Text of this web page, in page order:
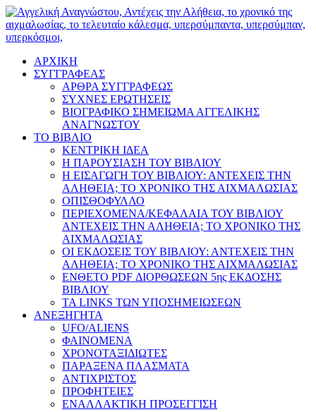
ΑΡΧΙΚΗ
ΣΥΓΓΡΑΦΕΑΣ
ΑΡΘΡΑ ΣΥΓΓΡΑΦΕΩΣ
ΣΥΧΝΕΣ ΕΡΩΤΗΣΕΙΣ
ΒΙΟΓΡΑΦΙΚΟ ΣΗΜΕΙΩΜΑ ΑΓΓΕΛΙΚΗΣ
ΑΝΑΓΝΩΣΤΟΥ
ΤΟ ΒΙΒΛΙΟ
ΚΕΝΤΡΙΚΗ ΙΔΕΑ
Η ΠΑΡΟΥΣΙΑΣΗ ΤΟΥ ΒΙΒΛΙΟΥ
Η ΕΙΣΑΓΩΓΗ ΤΟΥ ΒΙΒΛΙΟΥ: ΑΝΤΕΧΕΙΣ ΤΗΝ
ΑΛΗΘΕΙΑ; ΤΟ ΧΡΟΝΙΚΟ ΤΗΣ ΑΙΧΜΑΛΩΣΙΑΣ
ΟΠΙΣΘΟΦΥΛΛΟ
ΠΕΡΙΕΧΟΜΕΝΑ/ΚΕΦΑΛΑΙΑ ΤΟΥ ΒΙΒΛΙΟΥ
ΑΝΤΕΧΕΙΣ ΤΗΝ ΑΛΗΘΕΙΑ; ΤΟ ΧΡΟΝΙΚΟ ΤΗΣ
ΑΙΧΜΑΛΩΣΙΑΣ
ΟΙ ΕΚΔΟΣΕΙΣ ΤΟΥ ΒΙΒΛΙΟΥ: ΑΝΤΕΧΕΙΣ ΤΗΝ
ΑΛΗΘΕΙΑ; ΤΟ ΧΡΟΝΙΚΟ ΤΗΣ ΑΙΧΜΑΛΩΣΙΑΣ
ΕΝΘΕΤΟ PDF ΔΙΟΡΘΩΣΕΩΝ 5ης ΕΚΔΟΣΗΣ
ΒΙΒΛΙΟΥ
ΤΑ LINKS ΤΩΝ ΥΠΟΣΗΜΕΙΩΣΕΩΝ
ΑΝΕΞΗΓΗΤΑ
UFO/ALIENS
ΦΑΙΝΟΜΕΝΑ
ΧΡΟΝΟΤΑΞΙΔΙΩΤΕΣ
ΠΑΡΑΞΕΝΑ ΠΛΑΣΜΑΤΑ
ΑΝΤΙΧΡΙΣΤΟΣ
ΠΡΟΦΗΤΕΙΕΣ
ΕΝΑΛΛΑΚΤΙΚΗ ΠΡΟΣΕΓΓΙΣΗ